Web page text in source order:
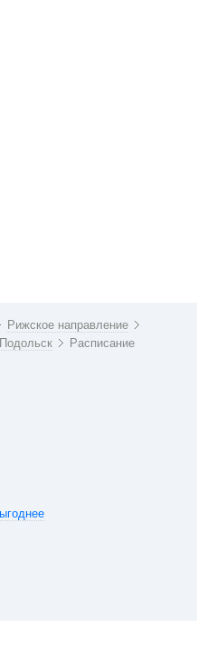
Рижское направление
Расписание